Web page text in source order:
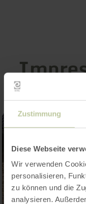
Zustimmung
Diese Webseite
Wir verwenden
personalisieren,
zu können und die
analysieren.